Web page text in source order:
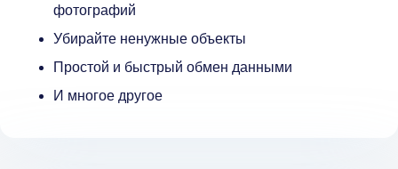
фотографий
Убирайте ненужные объекты
Простой и быстрый обмен данными
И многое другое